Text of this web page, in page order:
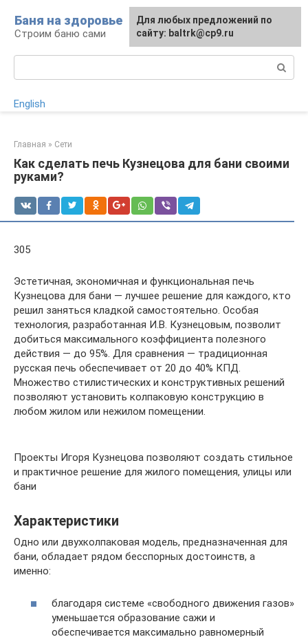
контенту
Баня на здоровье
Строим баню сами
English
Главная » Сети
Как сделать печь Кузнецова для бани своими
руками?
305
Эстетичная, экономичная и функциональная печь
Кузнецова для бани — лучшее решение для каждого, кто
решил заняться кладкой самостоятельно. Особая
технология, разработанная И.В. Кузнецовым, позволит
добиться максимального коэффициента полезного
действия — до 95%. Для сравнения — традиционная
русская печь обеспечивает от 20 до 40% КПД.
Множество стилистических и конструктивных решений
позволяют установить колпаковую конструкцию в
любом жилом или нежилом помещении.
Проекты Игоря Кузнецова позволяют создать стильное
и практичное решение для жилого помещения, улицы или
бани
Характеристики
Одно или двухколпаковая модель, предназначенная для
бани, обладает рядом бесспорных достоинств, а
именно:
благодаря системе «свободного движения газов»
уменьшается образование сажи и
обеспечивается максимально равномерный
Для любых предложений по
сайту: baltrk@cp9.ru